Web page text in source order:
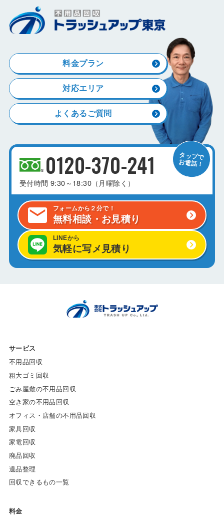
料金プラン
対応エリア
よくあるご質問
0120-370-241
受付時間 9:30～18:30（月曜除く）
フォームから２分で！
無料相談・お見積り
LINEから
気軽に写メ見積り
サービス
不用品回収
粗大ゴミ回収
ごみ屋敷の不用品回収
空き家の不用品回収
オフィス・店舗の不用品回収
家具回収
家電回収
廃品回収
遺品整理
回収できるもの一覧
料金